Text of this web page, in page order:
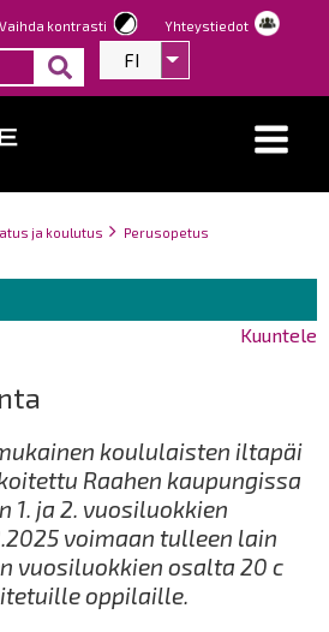
Vaihda kontrasti Yhteystiedot
FI Listaa
ja koulutus
Perusopetus
Kuuntele
koululaisten iltapäi
Raahen kaupungissa
1. ja 2. vuosiluokkien
voimaan tulleen lain
vuosiluokkien osalta 20 c
oppilaille.